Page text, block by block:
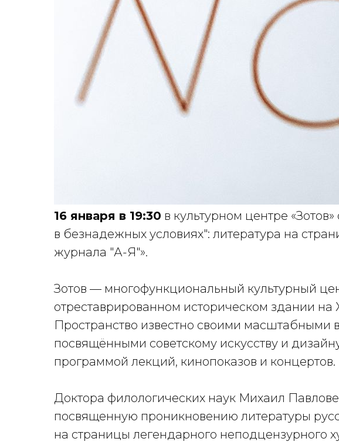
16 января в 19:30 в культурном центре
в безнадежных условиях": литература на
журнала "А-Я"».
Зотов — многофункциональный культурный
отреставрированном историческом здании на
Пространство известно своими масштабными
посвящёнными советскому искусству и
программой лекций, кинопоказов и концертов.
Доктора филологических наук Михаил
посвященную проникновению литературы
на страницы легендарного неподцензурного